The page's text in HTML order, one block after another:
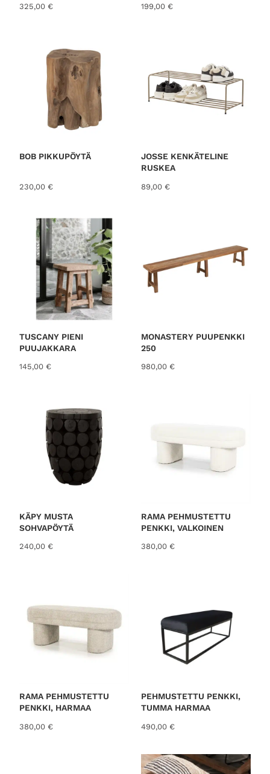
325,00 € 199,00 €
BOB PIKKUPÖYTÄ
230,00 €
JOSSE KENKÄTELINE
RUSKEA
89,00 €
TUSCANY PIENI
PUUJAKKARA
145,00 €
MONASTERY PUUPENKKI
250
980,00 €
KÄPY MUSTA
SOHVAPÖYTÄ
240,00 €
RAMA PEHMUSTETTU
PENKKI, VALKOINEN
380,00 €
RAMA PEHMUSTETTU
PENKKI, HARMAA
380,00 €
PEHMUSTETTU PENKKI,
TUMMA HARMAA
490,00 €